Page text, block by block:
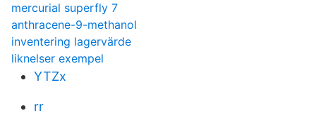
mercurial superfly 7
anthracene-9-methanol
inventering lagervärde
liknelser exempel
YTZx
rr